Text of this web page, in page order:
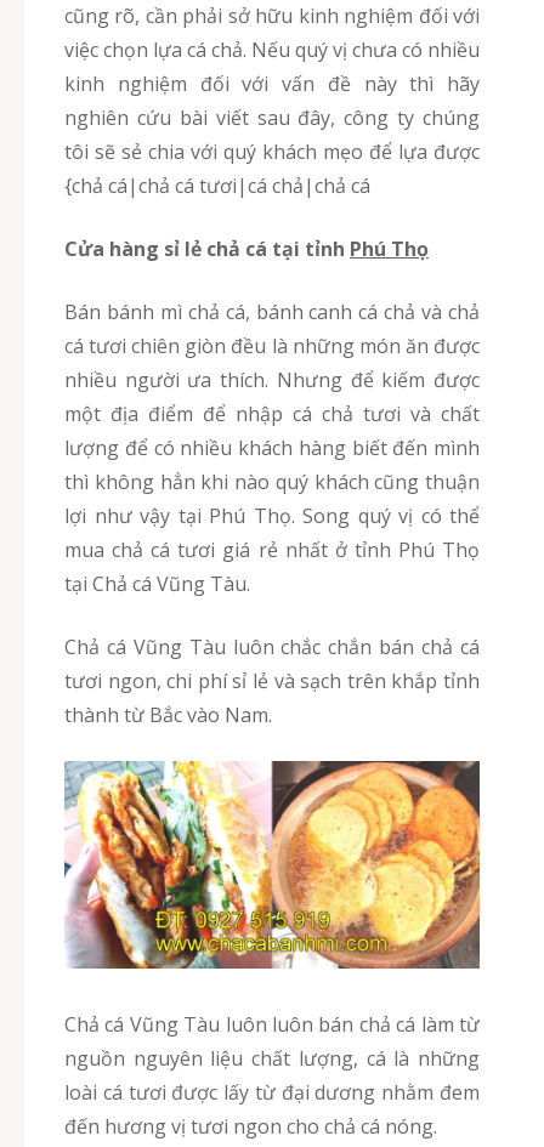
cũng rõ, cần phải sở hữu kinh nghiệm đối với
việc chọn lựa cá chả. Nếu quý vị chưa có nhiều
kinh nghiệm đối với vấn đề này thì hãy
nghiên cứu bài viết sau đây, công ty chúng
tôi sẽ sẻ chia với quý khách mẹo để lựa được
{chả cá|chả cá tươi|cá chả|chả cá
Cửa hàng sỉ lẻ chả cá tại tỉnh Phú Thọ
Bán bánh mì chả cá, bánh canh cá chả và chả
cá tươi chiên giòn đều là những món ăn được
nhiều người ưa thích. Nhưng để kiếm được
một địa điểm để nhập cá chả tươi và chất
lượng để có nhiều khách hàng biết đến mình
thì không hẳn khi nào quý khách cũng thuận
lợi như vậy tại Phú Thọ. Song quý vị có thể
mua chả cá tươi giá rẻ nhất ở tỉnh Phú Thọ
tại Chả cá Vũng Tàu.
Chả cá Vũng Tàu luôn chắc chắn bán chả cá
tươi ngon, chi phí sỉ lẻ và sạch trên khắp tỉnh
thành từ Bắc vào Nam.
Chả cá Vũng Tàu luôn luôn bán chả cá làm từ
nguồn nguyên liệu chất lượng, cá là những
loài cá tươi được lấy từ đại dương nhằm đem
đến hương vị tươi ngon cho chả cá nóng.